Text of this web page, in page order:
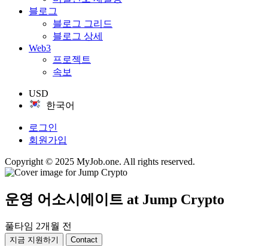
블로그
블로그 그리드
블로그 상세
Web3
프로젝트
속보
USD
한국어
로그인
회원가입
Copyright © 2025 MyJob.one. All rights reserved.
운영 어소시에이트 at Jump Crypto
풀타임 2개월 전
지금 지원하기 Contact